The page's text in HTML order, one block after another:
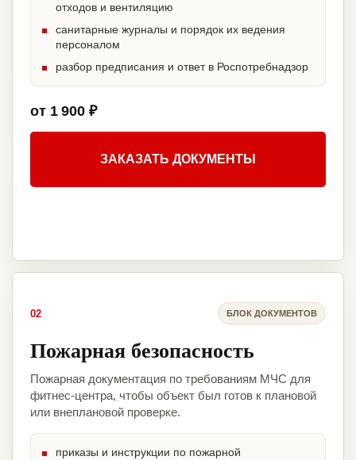
отходов и вентиляцию
санитарные журналы и порядок их ведения
персоналом
разбор предписания и ответ в Роспотребнадзор
от 1 900 ₽
ЗАКАЗАТЬ ДОКУМЕНТЫ
02 БЛОК ДОКУМЕНТОВ
Пожарная безопасность
Пожарная документация по требованиям МЧС для
фитнес-центра, чтобы объект был готов к плановой
или внеплановой проверке.
приказы и инструкции по пожарной